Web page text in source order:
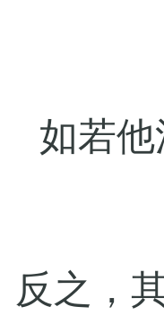
如若
反之，